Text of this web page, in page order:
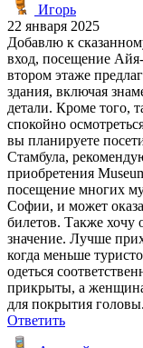
Игорь
22 января 2025
Добавлю к
вход, посещение
втором этаже
здания, включая
детали. Кроме того,
спокойно
вы планируете
Стамбула,
приобретения
посещение многих
Софии, и может
билетов. Также хочу
значение. Лучше
когда меньше
одеться
прикрыты, а
для покрытия головы.
Ответить